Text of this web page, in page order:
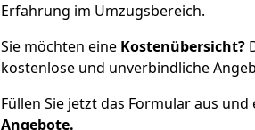
Erfahrung im Umzugsbereich.
Sie möchten eine Kostenübersicht?
kostenlose und unverbindliche
Füllen Sie jetzt das Formular aus und
Angebote.